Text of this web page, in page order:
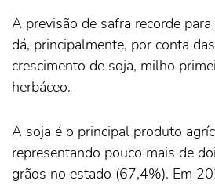
A previsão de safra recorde
dá, principalmente, por conta
crescimento de soja, milho
herbáceo.
A soja é o principal produto
representando pouco mais de
grãos no estado (67,4%). Em